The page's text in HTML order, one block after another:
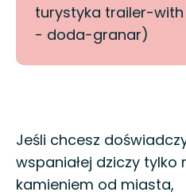
turystyka trailer-with
- doda-granar)
Opis
Jeśli chcesz
wspaniałej dziczy tylko
kamieniem od miasta,